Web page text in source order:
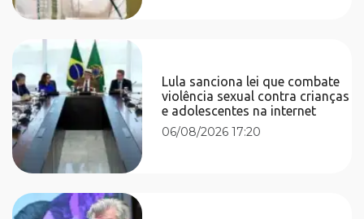
Lula sanciona lei que combate
violência sexual contra crianças
e adolescentes na internet
06/08/2026 17:20